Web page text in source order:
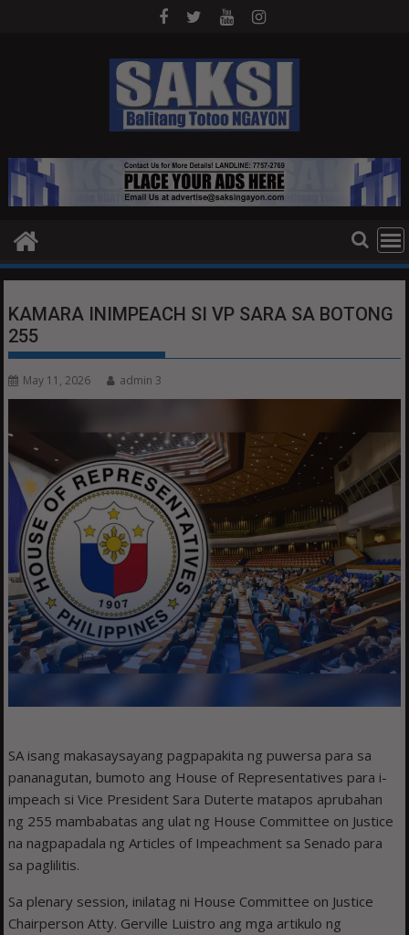
KAMARA INIMPEACH SI VP SARA SA BOTONG
255
May 11, 2026 admin 3
SA isang makasaysayang pagpapakita ng puwersa para sa
pananagutan, bumoto ang House of Representatives para i-
impeach si Vice President Sara Duterte matapos aprubahan
ng 255 mambabatas ang ulat ng House Committee on Justice
na nagpapadala ng Articles of Impeachment sa Senado para
sa paglilitis.
Sa plenary session, inilatag ni House Committee on Justice
Chairperson Atty. Gerville Luistro ang mga artikulo ng